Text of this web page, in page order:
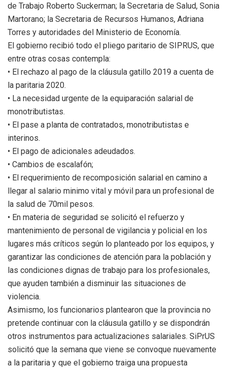
de Trabajo Roberto Suckerman; la Secretaria de Salud, Sonia
Martorano; la Secretaria de Recursos Humanos, Adriana
Torres y autoridades del Ministerio de Economía.
El gobierno recibió todo el pliego paritario de SIPRUS, que
entre otras cosas contempla:
• El rechazo al pago de la cláusula gatillo 2019 a cuenta de
la paritaria 2020.
• La necesidad urgente de la equiparación salarial de
monotributistas.
• El pase a planta de contratados, monotributistas e
interinos.
• El pago de adicionales adeudados.
• Cambios de escalafón;
• El requerimiento de recomposición salarial en camino a
llegar al salario minimo vital y móvil para un profesional de
la salud de 70mil pesos.
• En materia de seguridad se solicitó el refuerzo y
mantenimiento de personal de vigilancia y policial en los
lugares más críticos según lo planteado por los equipos, y
garantizar las condiciones de atención para la población y
las condiciones dignas de trabajo para los profesionales,
que ayuden también a disminuir las situaciones de
violencia.
Asimismo, los funcionarios plantearon que la provincia no
pretende continuar con la cláusula gatillo y se dispondrán
otros instrumentos para actualizaciones salariales. SiPrUS
solicitó que la semana que viene se convoque nuevamente
a la paritaria y que el gobierno traiga una propuesta